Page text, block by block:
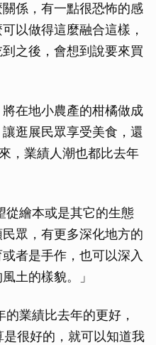
係，有一點很恐怖的感
以做得這麼融合這樣，
之後，會想到說要來買
在地小農產的柑橘做成
逛展民眾享受美食，還
，業績人潮也都比去年
從繪本或是其它的生態
眾，有更多深化地方的
者是手作，也可以深入
土的樣貌。」
業績比去年的更好，
很好的，就可以知道我